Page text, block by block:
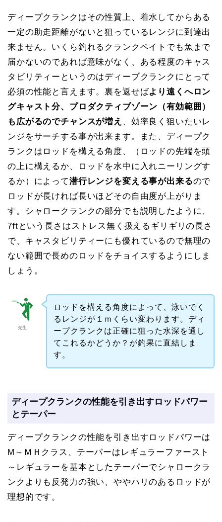
ディープクランクはその性質上、着水してからある
一定の助走距離がないと狙っているレンジに到達出
来ません。いくら釣れるクランクベイトでも魚まで
届かないのであれば意味がなく、ある程度のキャス
タビリティーというのはディープクランクにとって
必須の性能と言えます。裏を返せばより遠くへロン
グキャスト分、プロダクティブゾーン（有効範囲）
も広がるのでチャンスが増え 、効率良く狙いたいレ
ンジをサーチする事が出来ます。また、ディープク
ランクはロッドを構える角度、（ロッドの先端を頭
の上に構えるか、ロッドを水中に入れニーリングす
るか）によって潜行レンジを変える事が出来るので
ロッドが長ければ長いほどその自由度が上がりま
す。シャロークランクの部分でも説明したように、
7ftという長さはストレス無く扱えるギリギリの長さ
で、キャスタビリティーにも優れているので無理の
ない範囲で長めのロッドをチョイスするようにしま
しょう。
先生
ロッドを構える角度によって、泳いでく
るレンジが１ｍくらい変わります。ディ
ープクランクは正確に狙った水深を通し
てこれるかどうか？が釣果に直結しま
す。
ディープクランクの性能を引き出すロッドパワー
とテーパー
ディープクランクの性能を引き出すロッドパワーは
M～ＭＨクラス、テーパーはレギュラーファースト
～レギュラーを基本としたテーパーでシャロークラ
ンクよりも反発力の強い、ややハリのあるロッドが
理想的です。